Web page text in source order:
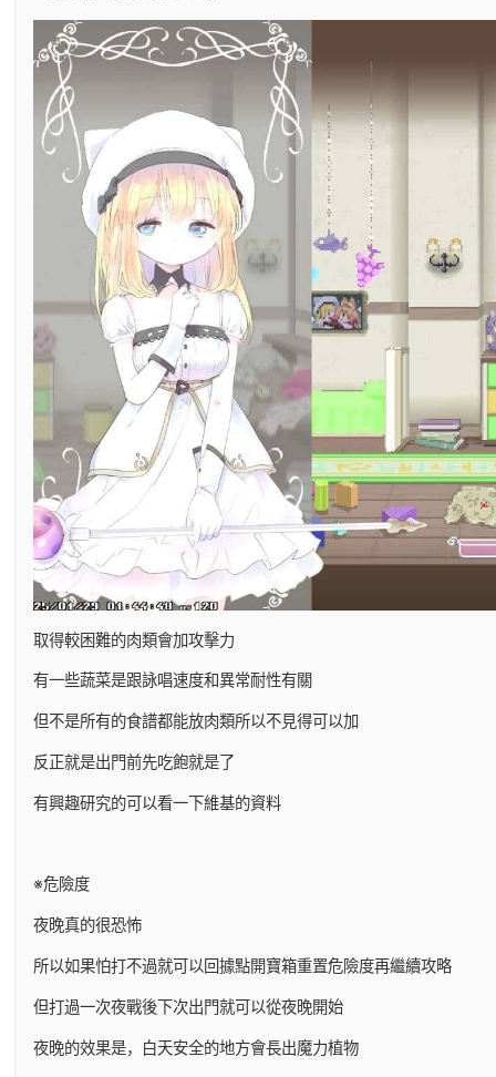
取得較困難的肉類會加攻擊力
有一些蔬菜是跟詠唱速度和異常耐性有關
但不是所有的食譜都能放肉類所以不見得可以加
反正就是出門前先吃飽就是了
有興趣研究的可以看一下維基的資料
※危險度
夜晚真的很恐怖
所以如果怕打不過就可以回據點開寶箱重置危險度再繼續攻略
但打過一次夜戰後下次出門就可以從夜晚開始
夜晚的效果是，白天安全的地方會長出魔力植物